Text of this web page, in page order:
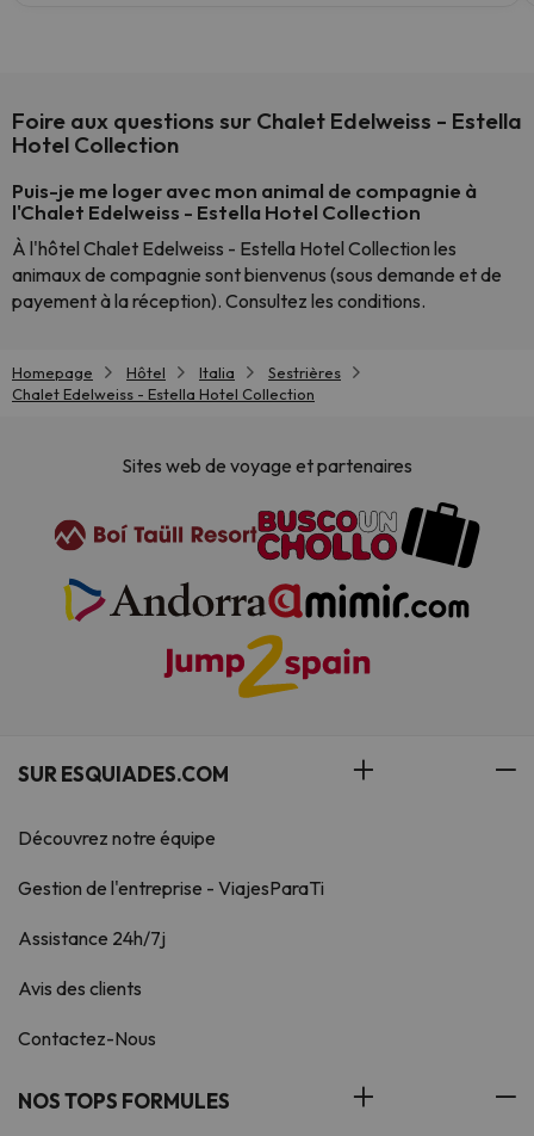
Foire aux questions sur Chalet Edelweiss - Estella
Hotel Collection
Puis-je me loger avec mon animal de compagnie à
l'Chalet Edelweiss - Estella Hotel Collection
À l'hôtel Chalet Edelweiss - Estella Hotel Collection les
animaux de compagnie sont bienvenus (sous demande et de
payement à la réception). Consultez les conditions.
Homepage Hôtel Italia
Sestrières
Chalet Edelweiss - Estella Hotel Collection
Sites web de voyage et partenaires
SUR ESQUIADES.COM
Découvrez notre équipe
Gestion de l'entreprise - ViajesParaTi
Assistance 24h/7j
Avis des clients
Contactez-Nous
NOS TOPS FORMULES